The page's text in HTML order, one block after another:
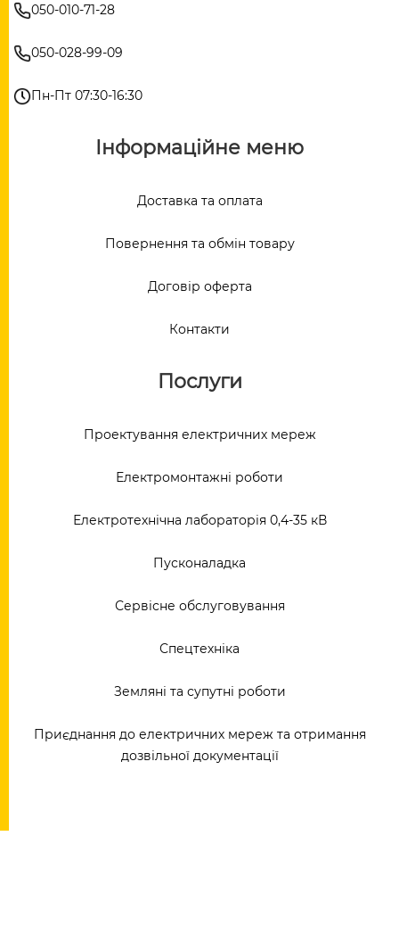
050-010-71-28
050-028-99-09
Пн-Пт 07:30-16:30
Інформаційне меню
Доставка та оплата
Повернення та обмін товару
Договір оферта
Контакти
Послуги
Проектування електричних мереж
Електромонтажні роботи
Електротехнічна лабораторія 0,4-35 кВ
Пусконаладка
Сервісне обслуговування
Спецтехніка
Земляні та супутні роботи
Приєднання до електричних мереж та отримання
дозвільної документації